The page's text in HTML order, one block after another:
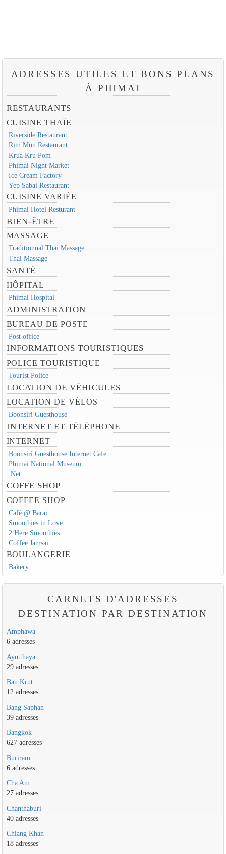
ADRESSES UTILES ET BONS PLANS
À PHIMAI
RESTAURANTS
CUISINE THAÏE
Riverside Restaurant
Rim Mun Restaurant
Krua Kru Pom
Phimai Night Market
Ice Cream Factory
Yep Sabai Restaurant
CUISINE VARIÉE
Phimai Hotel Resturant
BIEN-ÊTRE
MASSAGE
Traditionnal Thai Massage
Thai Massage
SANTÉ
HÔPITAL
Phimai Hospital
ADMINISTRATION
BUREAU DE POSTE
Post office
INFORMATIONS TOURISTIQUES
POLICE TOURISTIQUE
Tourist Police
LOCATION DE VÉHICULES
LOCATION DE VÉLOS
Boonsiri Guesthouse
INTERNET ET TÉLÉPHONE
INTERNET
Boonsiri Guesthouse Internet Cafe
Phimai National Museum
.Net
COFFE SHOP
COFFEE SHOP
Café @ Barai
Smoothies in Love
2 Here Smoothies
Coffee Jamsai
BOULANGERIE
Bakery
CARNETS D'ADRESSES
DESTINATION PAR DESTINATION
Amphawa
6 adresses
Ayutthaya
29 adresses
Ban Krut
12 adresses
Bang Saphan
39 adresses
Bangkok
627 adresses
Buriram
6 adresses
Cha Am
27 adresses
Chanthaburi
40 adresses
Chiang Khan
18 adresses